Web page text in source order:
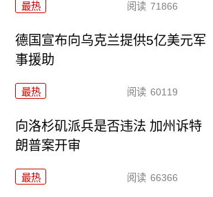
最热 阅读 71866
德国宣布向乌克兰提供5亿美元军
事援助
最热 阅读 60119
向洛杉矶派兵是否违法 加州诉特
朗普案开审
最热 阅读 66366